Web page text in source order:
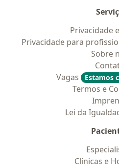
Privacidade
Privacidade para
Sobre
Vagas
Estamos
Termos e
Lei da
Clínicas e